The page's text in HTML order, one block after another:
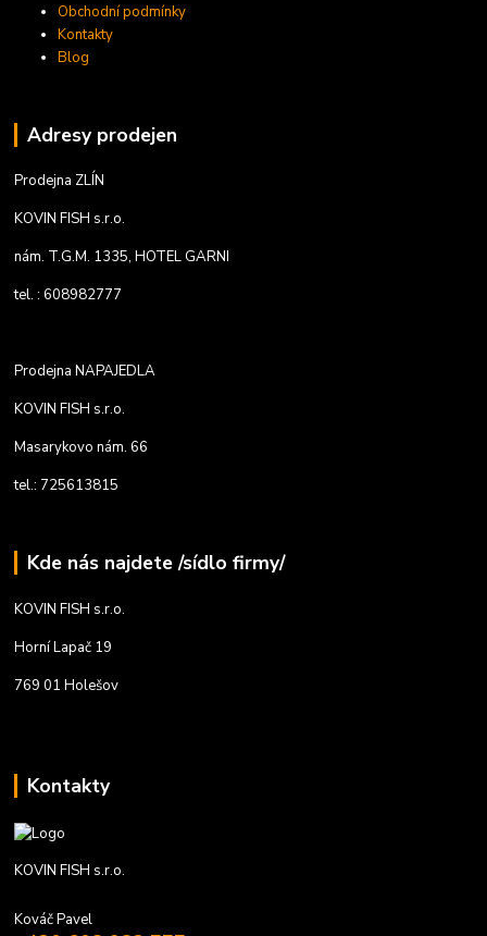
Obchodní podmínky
Kontakty
Blog
Adresy prodejen
Prodejna ZLÍN
KOVIN FISH s.r.o.
nám. T.G.M. 1335, HOTEL GARNI
tel. : 608982777
Prodejna NAPAJEDLA
KOVIN FISH s.r.o.
Masarykovo nám. 66
tel.: 725613815
Kde nás najdete /sídlo firmy/
KOVIN FISH s.r.o.
Horní Lapač 19
769 01 Holešov
Kontakty
KOVIN FISH s.r.o.
Kováč Pavel